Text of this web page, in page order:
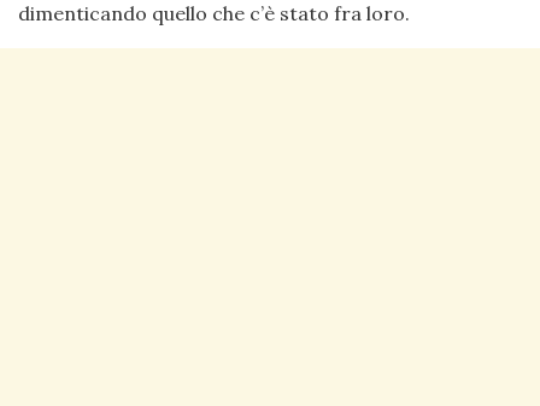
dimenticando quello che c’è stato fra loro.